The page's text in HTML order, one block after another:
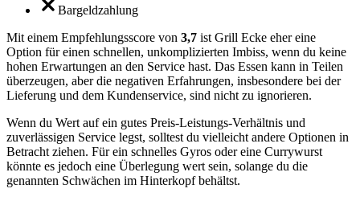
Bargeldzahlung
Mit einem Empfehlungsscore von 3,7 ist Grill Ecke eher eine
Option für einen schnellen, unkomplizierten Imbiss, wenn du keine
hohen Erwartungen an den Service hast. Das Essen kann in Teilen
überzeugen, aber die negativen Erfahrungen, insbesondere bei der
Lieferung und dem Kundenservice, sind nicht zu ignorieren.
Wenn du Wert auf ein gutes Preis-Leistungs-Verhältnis und
zuverlässigen Service legst, solltest du vielleicht andere Optionen in
Betracht ziehen. Für ein schnelles Gyros oder eine Currywurst
könnte es jedoch eine Überlegung wert sein, solange du die
genannten Schwächen im Hinterkopf behältst.